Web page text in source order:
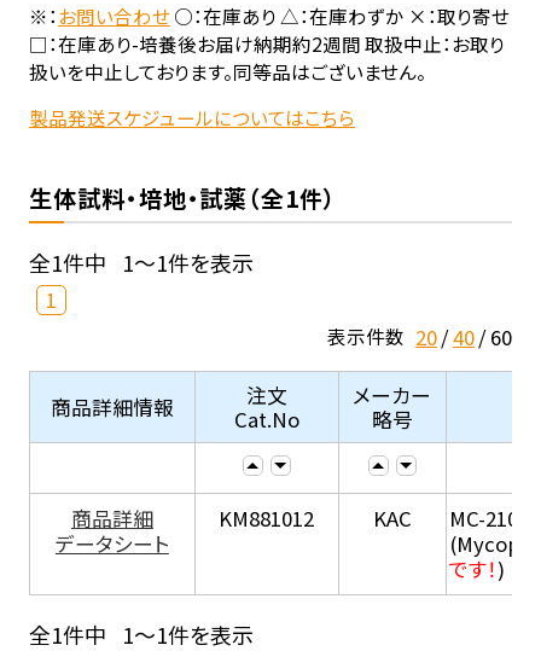
※：お問い合わせ○：在庫あり △：在庫わずか ×：取り寄せ
□：在庫あり-培養後お届け納期約2週間 取扱中止：お取り
扱いを中止しております。同等品はございません。
製品発送スケジュールについてはこちら
生体試料・培地・試薬（全1件）
全1件中 1～1件を表示
1
表示件数 20 40 60
商品詳細情報
注文
Cat.No
メーカー
略号
商品詳細
データシート
KM881012 KAC
MC-210 (
です！)
全1件中 1～1件を表示